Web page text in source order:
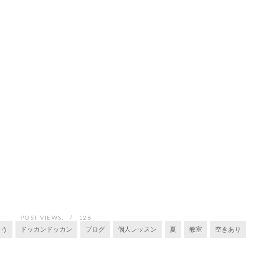
POST VIEWS: 128
ドッカンドッカン ブログ 個人レッスン 夏 教室 空きあり